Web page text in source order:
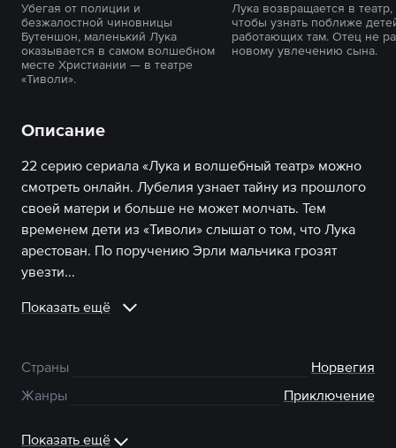
Убегая от полиции и
безжалостной чиновницы
Бутеншон, маленький Лука
оказывается в самом волшебном
месте Христиании — в театре
«Тиволи».
Лука возвращается в театр,
чтобы узнать поближе
работающих там. Отец не
новому увлечению сына.
Описание
22 серию сериала «Лука и волшебный театр» можно
смотреть онлайн. Лубелия узнает тайну из прошлого
своей матери и больше не может молчать. Тем
временем дети из «Тиволи» слышат о том, что Лука
арестован. По поручению Эрли мальчика грозят
увезти...
Показать ещё
Страны
Норвегия
Жанры
Приключение
Показать ещё